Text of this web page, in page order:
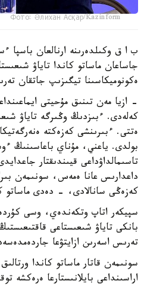
Фото: Әлихан Асқар/Kazinform
ب ا ق وكىلدەرىنە ارنالعان باسپا
جاساعان ماساتو كاندا تاياۋ
ەكونوميكاسىنا تيگىزىپ جاتقان
- ازيا مەن تىنىق مۇحيتى
كەلەدى. ءبىزدىڭ وڭىرگە تاياۋ
ەتتى. ءبىرىنشى كەزەكتە
بولدى. ياعني، مۇناي باعاسىنىڭ
تاسىمالداۋداعى قيىندىقتار
داعدارىس عانا ەمەس، سونىمەن
كەزەڭى سانالادى، - دەدى ماساتو
سپيكەر اتاپ وتكەندەي، وسى
بانكى تاياۋ شىعىستاعى
تەرىس اسەرىن ازايتۋعا
سونىمەن قاتار ماساتو كاندا
اراسىنداعى بايلانىستارعا ەرەكشە